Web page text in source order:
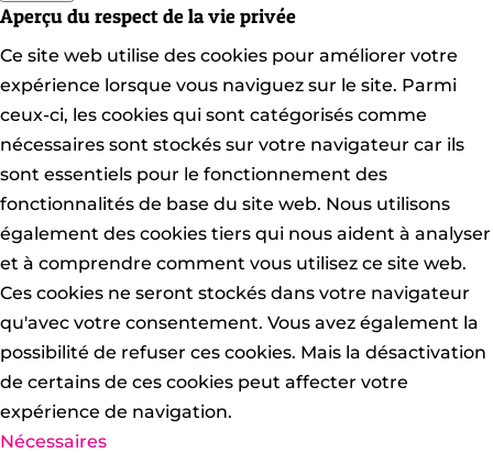
Aperçu du respect de la vie privée
Ce site web utilise des cookies pour améliorer votre
expérience lorsque vous naviguez sur le site. Parmi
ceux-ci, les cookies qui sont catégorisés comme
nécessaires sont stockés sur votre navigateur car ils
sont essentiels pour le fonctionnement des
fonctionnalités de base du site web. Nous utilisons
également des cookies tiers qui nous aident à analyser
et à comprendre comment vous utilisez ce site web.
Ces cookies ne seront stockés dans votre navigateur
qu'avec votre consentement. Vous avez également la
possibilité de refuser ces cookies. Mais la désactivation
de certains de ces cookies peut affecter votre
expérience de navigation.
Nécessaires